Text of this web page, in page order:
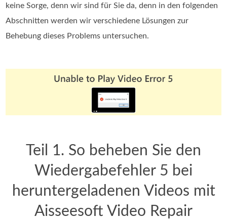
keine Sorge, denn wir sind für Sie da, denn in den folgenden
Abschnitten werden wir verschiedene Lösungen zur
Behebung dieses Problems untersuchen.
Teil 1. So beheben Sie den
Wiedergabefehler 5 bei
heruntergeladenen Videos mit
Aisseesoft Video Repair